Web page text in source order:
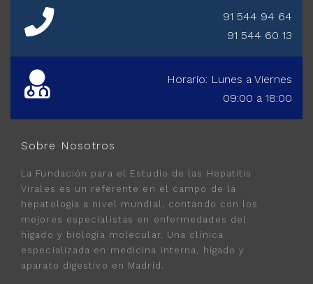
91 544 94 64
91 544 60 13
Horario: Lunes a Viernes
09:00 a 18:00
Sobre Nosotros
La Fundación para el Estudio de las Hepatitis
Virales es un referente en el campo de la
hepatología a nivel mundial, contando con los
mejores especialistas en enfermedades del
hígado y biología molecular. Una clínica
especializada en medicina interna, hígado y
aparato digestivo en Madrid.